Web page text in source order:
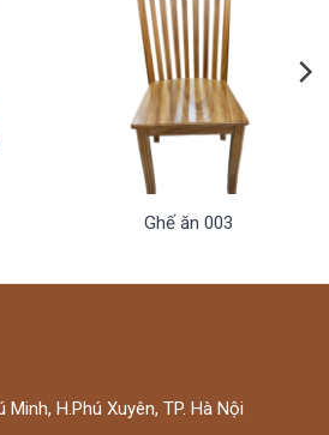
Ghế ăn 003
Minh, H.Phú Xuyên, TP. Hà Nội